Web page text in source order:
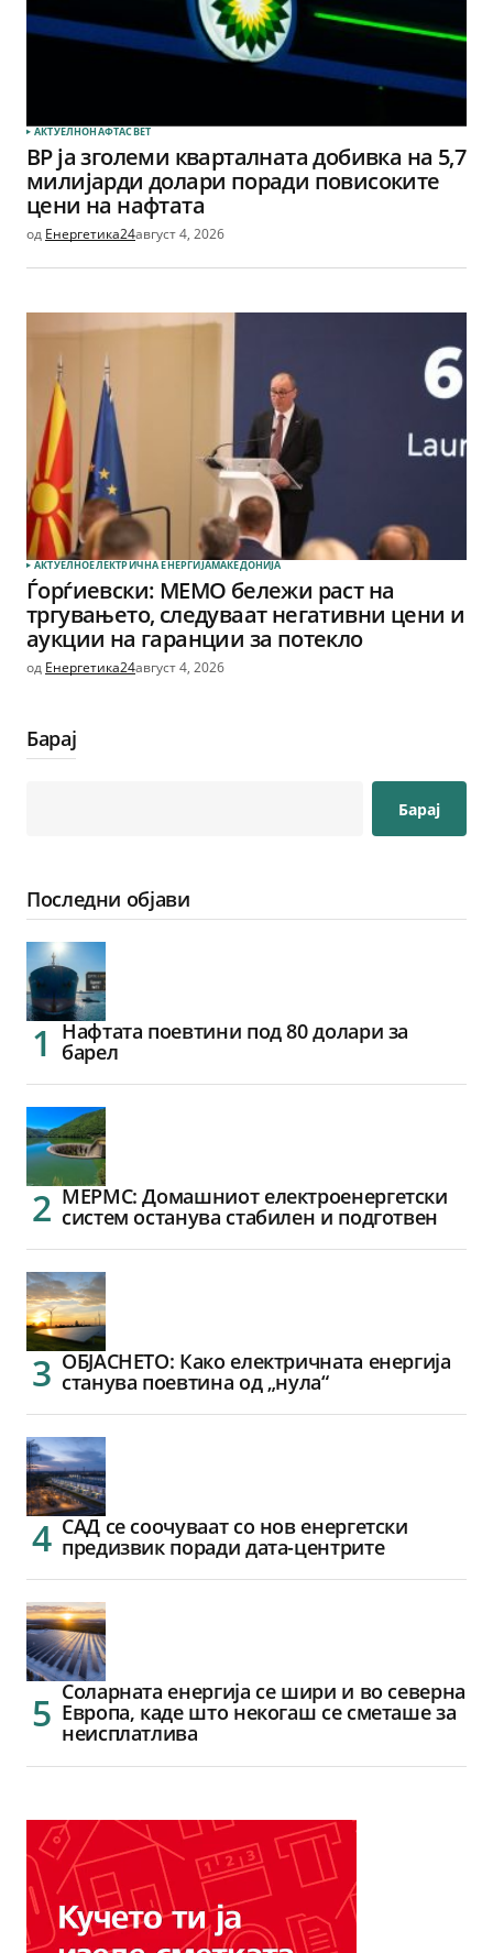
АКТУЕЛНОНАФТАСВЕТ
BP ја зголеми кварталната добивка на 5,7
милијарди долари поради повисоките
цени на нафтата
од Енергетика24август 4, 2026
АКТУЕЛНОЕЛЕКТРИЧНА ЕНЕРГИЈАМАКЕДОНИЈА
Ѓорѓиевски: МЕМО бележи раст на
тргувањето, следуваат негативни цени и
аукции на гаранции за потекло
од Енергетика24август 4, 2026
Барај
Барај
Последни објави
Нафтата поевтини под 80 долари за
барел
МЕРМС: Домашниот електроенергетски
систем останува стабилен и подготвен
ОБЈАСНЕТО: Како електричната енергија
станува поевтина од „нула“
САД се соочуваат со нов енергетски
предизвик поради дата-центрите
Соларната енергија се шири и во северна
Европа, каде што некогаш се сметаше за
неисплатлива